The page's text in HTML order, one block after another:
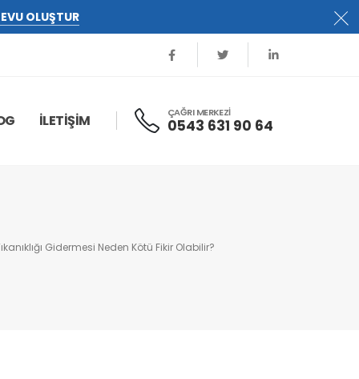
OLUŞTUR
İLETİŞİM ÇAĞRI MERKEZİ
0543 631 90 64
Gidermesi Neden Kötü Fikir Olabilir?